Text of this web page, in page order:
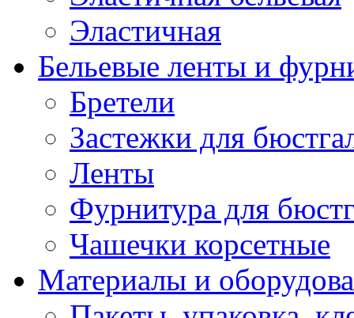
Эластичная
Бельевые ленты и
Бретели
Застежки для
Ленты
Фурнитура для
Чашечки корсетные
Материалы и